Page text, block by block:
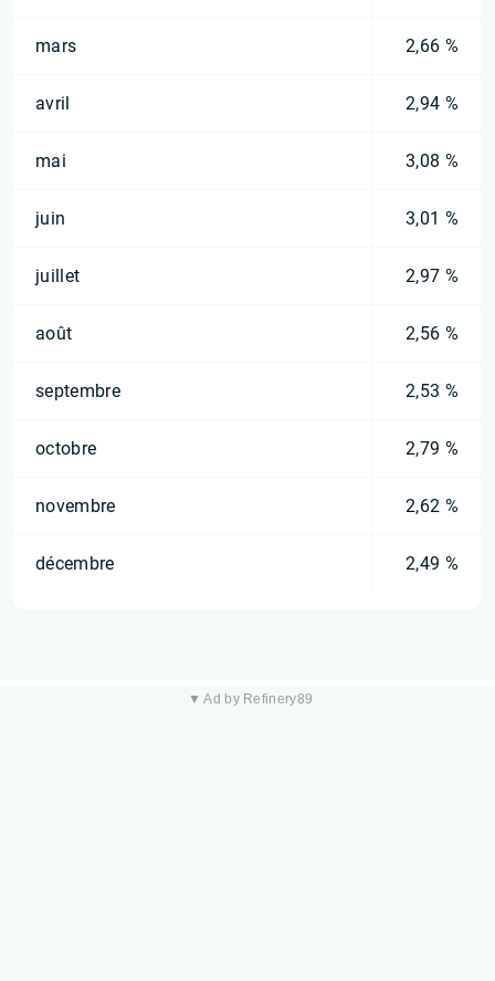
mars 2,66 %
avril 2,94 %
mai 3,08 %
juin 3,01 %
juillet 2,97 %
août 2,56 %
septembre 2,53 %
octobre 2,79 %
novembre 2,62 %
décembre 2,49 %
▼ Ad by Refinery89